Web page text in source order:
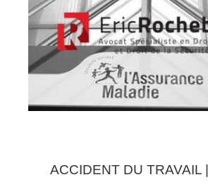
ACCIDENT DU TRAVAIL